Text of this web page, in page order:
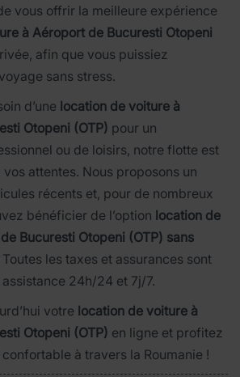
vous offrir la meilleure expérience
à Aéroport de Bucuresti Otopeni
afin que vous puissiez
sans stress.
d’une location de voiture à
Otopeni (OTP) pour un
ou de loisirs, notre flotte est
attentes. Nous proposons un
récents et, pour de nombreux
bénéficier de l’option location de
Bucuresti Otopeni (OTP) sans
Toutes les taxes et assurances sont
24h/24 et 7j/7.
votre location de voiture à
Otopeni (OTP) en ligne et profitez
confortable à travers la Roumanie !